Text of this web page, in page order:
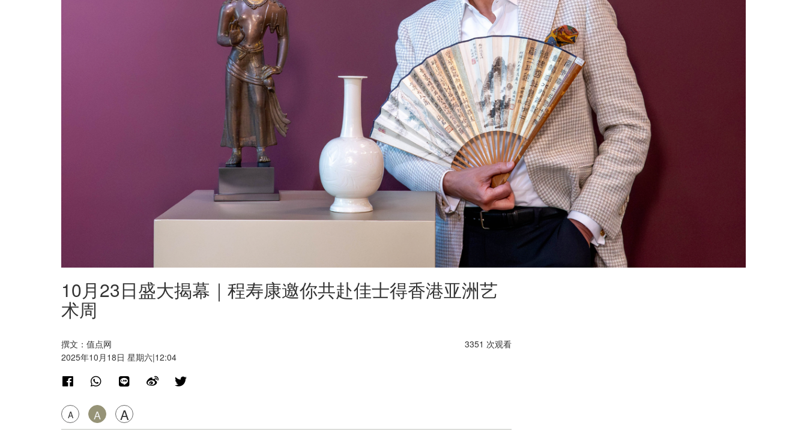
10月23日盛大揭幕｜程寿康邀你共赴佳士得香港亚洲艺
术周
撰文：值点网
2025年10月18日 星期六|12:04
A A A
3351 次观看